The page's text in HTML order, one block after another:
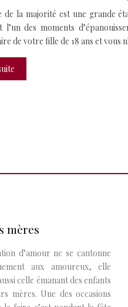
de la majorité est une grande
l’un des moments
de votre fille de 18 ans et vous
mères
d’amour ne se cantonne
aux amoureux, elle
celle émanant des enfants
mères. Une des occasions